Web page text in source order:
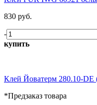
830 руб.
-
купить
Клей Йоватерм 280.10-DE
*Предзаказ товара